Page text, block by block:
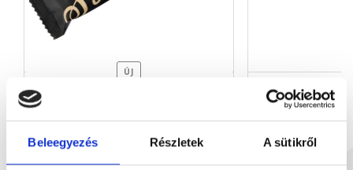
Beleegyezés Részletek A sütikről
ÚJ
Dupla karamell szelet 52g